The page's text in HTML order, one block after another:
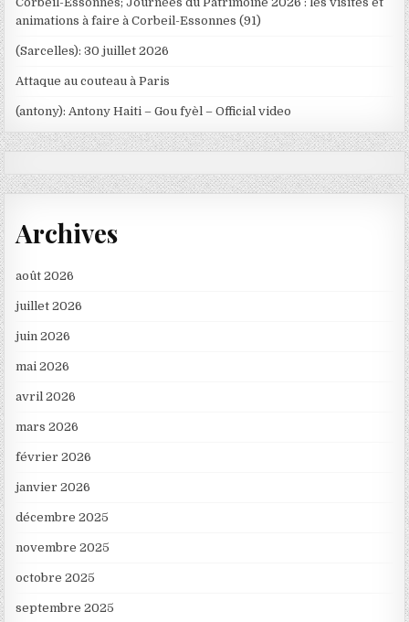
animations à faire à Corbeil-Essonnes (91)
(Sarcelles): 30 juillet 2026
Attaque au couteau à Paris
(antony): Antony Haiti – Gou fyèl – Official video
Archives
août 2026
juillet 2026
juin 2026
mai 2026
avril 2026
mars 2026
février 2026
janvier 2026
décembre 2025
novembre 2025
octobre 2025
septembre 2025